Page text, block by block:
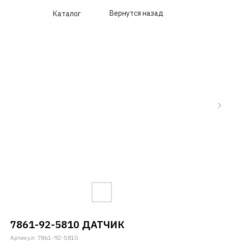
Каталог Вернутся назад
7861-92-5810 ДАТЧИК
Артикул: 7861-92-5810